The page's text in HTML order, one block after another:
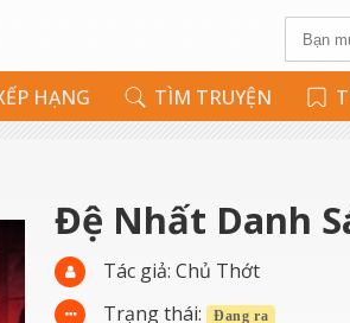
HẠNG TÌM TRUYỆN
Đệ Nhất Danh
Tác giả: Chủ Thớt
Trạng thái:
Đang ra